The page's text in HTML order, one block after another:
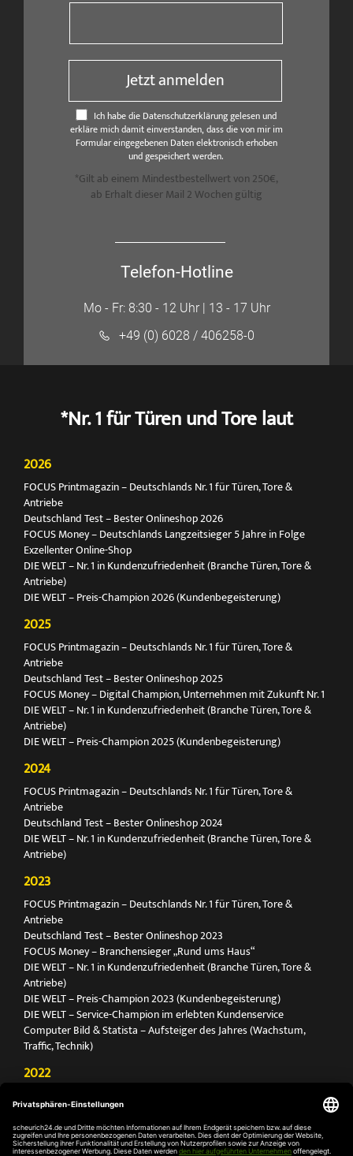
Jetzt anmelden
Ich habe die Datenschutzerklärung gelesen und
erkläre mich damit einverstanden, dass die von mir im
Formular eingegebenen Daten elektronisch erhoben
und gespeichert werden.
*Gilt ab einem Mindestbestellwert von 250€,
ab Erhalt dieser Mail 2 Wochen gültig
Telefon-Hotline
Mo - Fr: 8:30 - 12 Uhr | 13 - 17 Uhr
+49 (0) 6028 / 406258-0
*Nr. 1 für Türen und Tore laut
2026
FOCUS Printmagazin – Deutschlands Nr. 1 für Türen, Tore &
Antriebe
Deutschland Test – Bester Onlineshop 2026
FOCUS Money – Deutschlands Langzeitsieger 5 Jahre in Folge
Exzellenter Online-Shop
DIE WELT – Nr. 1 in Kundenzufriedenheit (Branche Türen, Tore &
Antriebe)
DIE WELT – Preis-Champion 2026 (Kundenbegeisterung)
2025
FOCUS Printmagazin – Deutschlands Nr. 1 für Türen, Tore &
Antriebe
Deutschland Test – Bester Onlineshop 2025
FOCUS Money – Digital Champion, Unternehmen mit Zukunft Nr. 1
DIE WELT – Nr. 1 in Kundenzufriedenheit (Branche Türen, Tore &
Antriebe)
DIE WELT – Preis-Champion 2025 (Kundenbegeisterung)
2024
FOCUS Printmagazin – Deutschlands Nr. 1 für Türen, Tore &
Antriebe
Deutschland Test – Bester Onlineshop 2024
DIE WELT – Nr. 1 in Kundenzufriedenheit (Branche Türen, Tore &
Antriebe)
2023
FOCUS Printmagazin – Deutschlands Nr. 1 für Türen, Tore &
Antriebe
Deutschland Test – Bester Onlineshop 2023
FOCUS Money – Branchensieger „Rund ums Haus“
DIE WELT – Nr. 1 in Kundenzufriedenheit (Branche Türen, Tore &
Antriebe)
DIE WELT – Preis-Champion 2023 (Kundenbegeisterung)
DIE WELT – Service-Champion im erlebten Kundenservice
Computer Bild & Statista – Aufsteiger des Jahres (Wachstum,
Traffic, Technik)
2022
Antriebe
Deutschland Test – Bester Onlineshop 2022
FOCUS Money – Branchensieger „Rund ums Haus“